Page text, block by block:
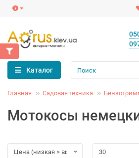
Каталог
Главная Садовая техника
Мотокосы